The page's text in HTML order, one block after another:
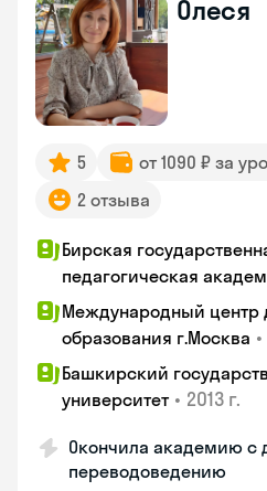
Олеся
5 от 1090 ₽ за
2 отзыва
Бирская
педагогическая
Международный центр
образования г.Москва •
Башкирский
университет • 2013 г.
Окончила академию с
переводоведению